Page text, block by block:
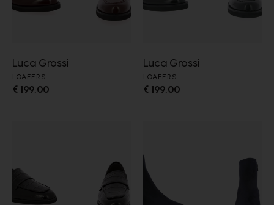
Luca Grossi
LOAFERS
€ 199,00
Luca Grossi
LOAFERS
€ 199,00